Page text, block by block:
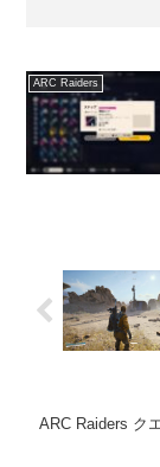
ARC Raiders
ARC Raiders ク